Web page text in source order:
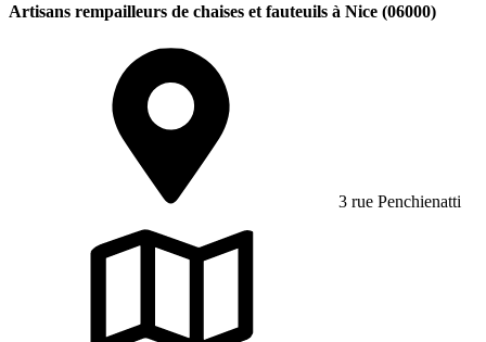
Artisans rempailleurs de chaises et fauteuils à Nice (06000)
3 rue Penchienatti